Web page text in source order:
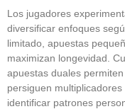
Los jugadores
diversificar enfoques
limitado, apuestas
maximizan longevidad.
apuestas duales
persiguen
identificar patrones